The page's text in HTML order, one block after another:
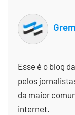
Esse é o blog
pelos
da maior
internet.